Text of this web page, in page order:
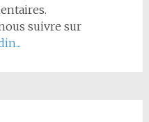
suivre sur